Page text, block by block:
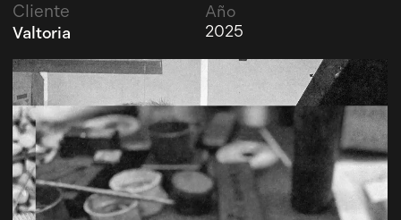
Cliente
Valtoria
Año
2025